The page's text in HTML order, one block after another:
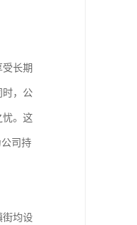
长期
时，公
忧。这
司持
街均设